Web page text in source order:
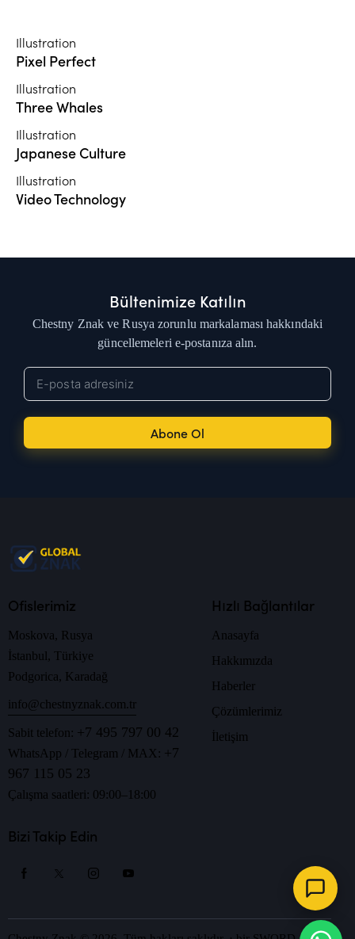
Illustration
Pixel Perfect
Illustration
Three Whales
Illustration
Japanese Culture
Illustration
Video Technology
Bültenimize Katılın
Chestny Znak ve Rusya zorunlu markalaması hakkındaki
güncellemeleri e-postanıza alın.
Abone Ol
Ofislerimiz
Moskova, Rusya
İstanbul, Türkiye
Podgorica, Karadağ
info@chestnyznak.com.tr
Sabit telefon: +7 495 797 00 42
WhatsApp / Telegram / MAX: +7
967 115 05 23
Çalışma saatleri: 09:00–18:00
Hızlı Bağlantılar
Anasayfa
Hakkımızda
Haberler
Çözümlerimiz
İletişim
Bizi Takip Edin